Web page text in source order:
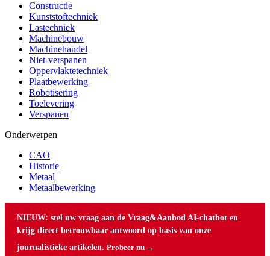
Constructie
Kunststoftechniek
Lastechniek
Machinebouw
Machinehandel
Niet-verspanen
Oppervlaktetechniek
Plaatbewerking
Robotisering
Toelevering
Verspanen
Onderwerpen
CAO
Historie
Metaal
Metaalbewerking
NIEUW: stel uw vraag aan de Vraag&Aanbod AI-chatbot en
krijg direct betrouwbaar antwoord op basis van onze
journalistieke artikelen. Probeer nu →